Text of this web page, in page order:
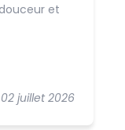
02 juillet 2026
et